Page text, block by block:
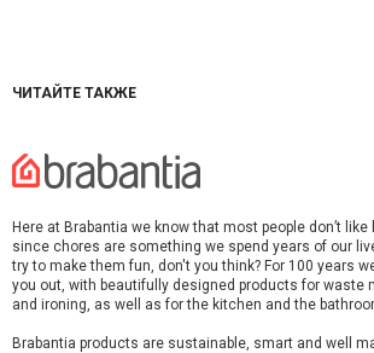
ЧИТАЙТЕ ТАКЖЕ
Here at Brabantia we know that most people don’t
since chores are something we spend years of our
try to make them fun, don't you think? For 100 years
you out, with beautifully designed products for waste
and ironing, as well as for the kitchen and the
Brabantia products are sustainable, smart and well